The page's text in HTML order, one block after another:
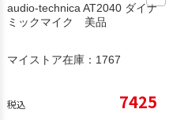
audio-technica AT2040 ダイナ
ミックマイク 美品
マイストア在庫： 1767
税込 7425